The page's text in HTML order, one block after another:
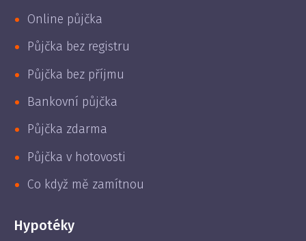
Online půjčka
Půjčka bez registru
Půjčka bez příjmu
Bankovní půjčka
Půjčka zdarma
Půjčka v hotovosti
Co když mě zamítnou
Hypotéky